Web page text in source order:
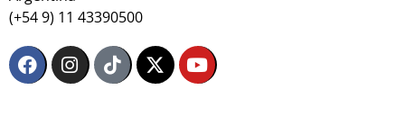
(+54 9) 11 43390500